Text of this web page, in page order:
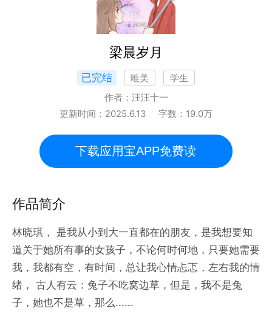
梁晨岁月
已完结 唯美
学生
作者： 汪汪十一
更新时间： 2025.6.13 字数： 19.0万
下载应用宝APP免费读
作品简介
林晓琪， 是我从小到大一直都在的朋友，是我想要知
道关于她所有事的女孩子，不论何时何地，只要她需要
我，我都有空，有时间，总让我心情忐忑，左右我的情
绪， 古人有云：兔子不吃窝边草，但是，我不是兔
子，她也不是草，那么......